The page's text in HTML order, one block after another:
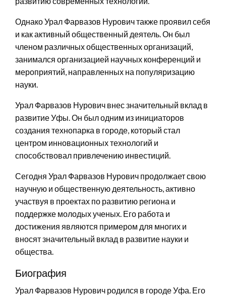
Однако Урал Фарвазов Нурович также проявил себя
и как активный общественный деятель. Он был
членом различных общественных организаций,
занимался организацией научных конференций и
мероприятий, направленных на популяризацию
науки.
Урал Фарвазов Нурович внес значительный вклад в
развитие Уфы. Он был одним из инициаторов
создания технопарка в городе, который стал
центром инновационных технологий и
способствовал привлечению инвестиций.
Сегодня Урал Фарвазов Нурович продолжает свою
научную и общественную деятельность, активно
участвуя в проектах по развитию региона и
поддержке молодых ученых. Его работа и
достижения являются примером для многих и
вносят значительный вклад в развитие науки и
общества.
Биография
Урал Фарвазов Нурович родился в городе Уфа. Его